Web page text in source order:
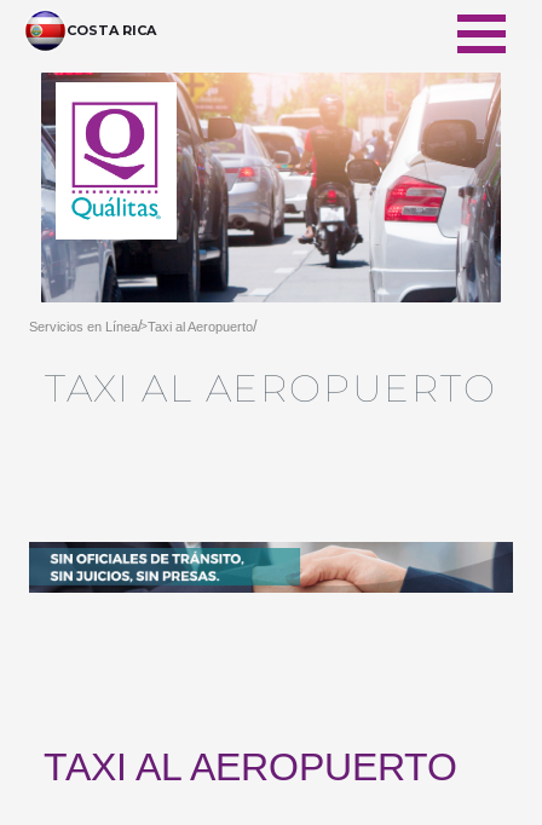
メインコンテンツにスキップ
COSTA RICA
Servicios en Línea/>Taxi al Aeropuerto/
TAXI AL AEROPUERTO
TAXI AL AEROPUERTO